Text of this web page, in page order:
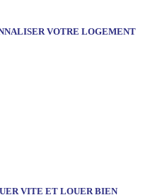
VOTRE LOGEMENT
VITE ET LOUER BIEN